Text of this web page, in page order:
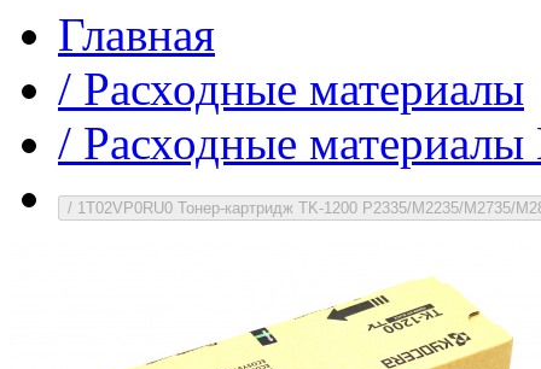
Главная
/ Расходные материалы
/ Расходные материалы
/ 1T02VP0RU0 Тонер-картридж TK-1200 P2335/M2235/M2735/